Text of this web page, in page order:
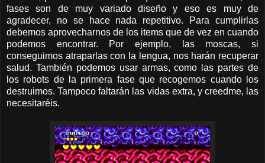
fases son de muy variado diseño y eso es muy de
agradecer, no se hace nada repetitivo. Para cumplirlas
debemos aprovecharnos de los items que de vez en cuando
podemos encontrar. Por ejemplo, las moscas, si
conseguimos atraparlas con la lengua, nos harán recuperar
salud. También podemos usar armas, como las partes de
los robots de la primera fase que recogemos cuando los
destruimos. Tampoco faltarán las vidas extra, y creedme, las
necesitaréis.